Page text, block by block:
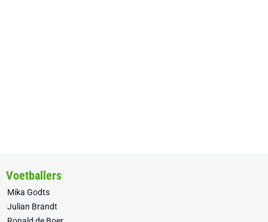
Voetballers
Mika Godts
Julian Brandt